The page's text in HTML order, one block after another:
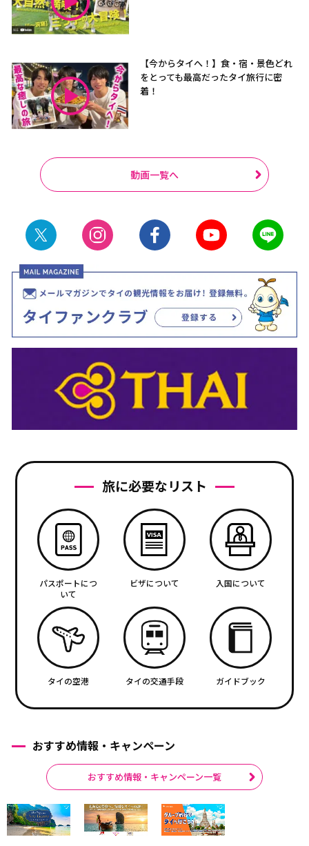
【今からタイへ！】食・宿・景色どれ
をとっても最高だったタイ旅行に密
着！
動画一覧へ
旅に必要なリスト
パスポートにつ
いて
ビザについて 入国について
タイの空港 タイの交通手段 ガイドブック
おすすめ情報・キャンペーン
おすすめ情報・キャンペーン一覧